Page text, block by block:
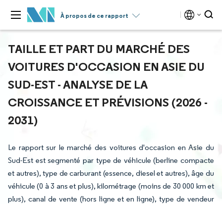
À propos de ce rapport
TAILLE ET PART DU MARCHÉ DES
VOITURES D'OCCASION EN ASIE DU
SUD-EST - ANALYSE DE LA
CROISSANCE ET PRÉVISIONS (2026 -
2031)
Le rapport sur le marché des voitures d'occasion en Asie du
Sud-Est est segmenté par type de véhicule (berline compacte
et autres), type de carburant (essence, diesel et autres), âge du
véhicule (0 à 3 ans et plus), kilométrage (moins de 30 000 km et
plus), canal de vente (hors ligne et en ligne), type de vendeur